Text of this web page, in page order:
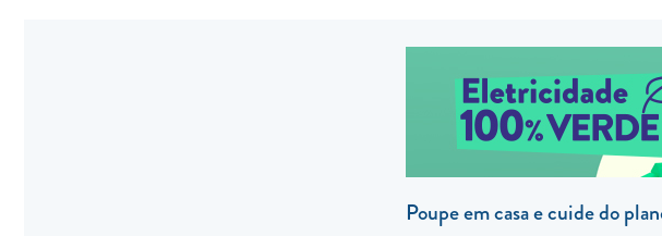
Poupe em casa e cuide do